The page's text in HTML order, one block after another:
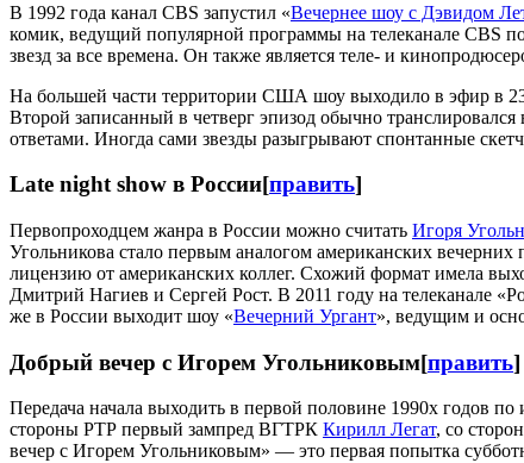
В 1992 года канал CBS запустил «Вечернее шоу с Дэвидом
комик, ведущий популярной программы на телеканале CBS
звезд за все времена. Он также является теле- и
На большей части территории США шоу выходило в эфир в
Второй записанный в четверг эпизод обычно
ответами. Иногда сами звезды разыгрывают спонтанные
Late night show в России[править]
Первопроходцем жанра в России можно считать Игоря
Угольникова стало первым аналогом американских вечерних
лицензию от американских коллег. Схожий формат имела
Дмитрий Нагиев и Сергей Рост. В 2011 году на телеканале
же в России выходит шоу «Вечерний Ургант», ведущим и
Добрый вечер с Игорем Угольниковым[править]
Передача начала выходить в первой половине 1990х годов
стороны РТР первый зампред ВГТРК Кирилл Легат, со
вечер с Игорем Угольниковым» — это первая попытка